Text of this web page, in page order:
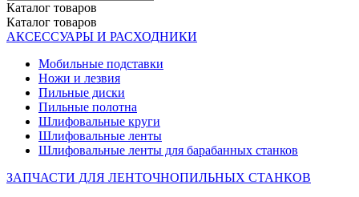
Каталог товаров
Каталог товаров
АКСЕССУАРЫ И РАСХОДНИКИ
Мобильные подставки
Ножи и лезвия
Пильные диски
Пильные полотна
Шлифовальные круги
Шлифовальные ленты
Шлифовальные ленты для барабанных станков
ЗАПЧАСТИ ДЛЯ ЛЕНТОЧНОПИЛЬНЫХ СТАНКОВ